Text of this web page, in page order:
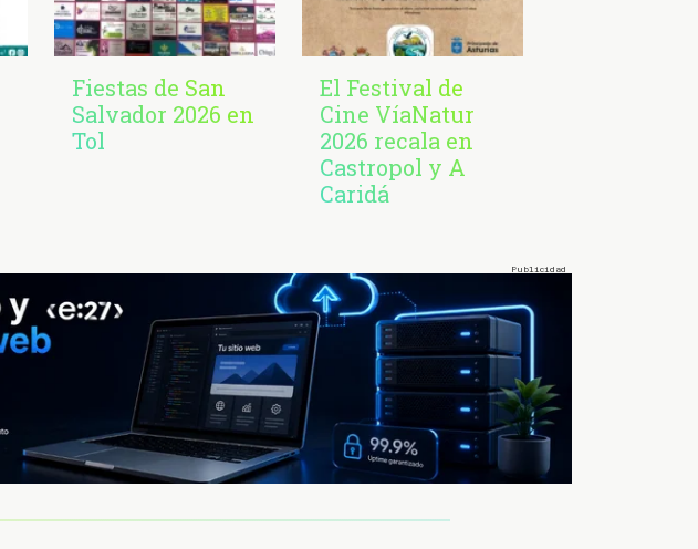
Fiestas de San
Salvador 2026 en
Tol
El Festival de
Cine VíaNatur
2026 recala en
Castropol y A
Caridá